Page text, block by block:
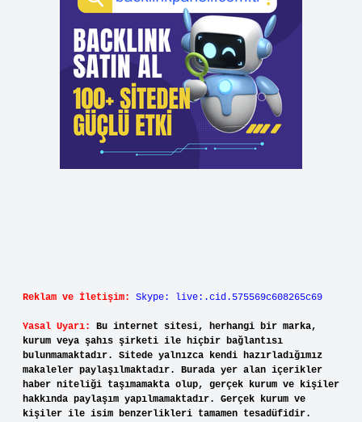
Reklam ve İletişim: Skype: live:.cid.575569c608265c69
Yasal Uyarı:
Bu internet sitesi, herhangi bir marka,
kurum veya şahıs şirketi ile hiçbir bağlantısı
bulunmamaktadır. Sitede yalnızca kendi hazırladığımız
makaleler paylaşılmaktadır. Burada yer alan içerikler
haber niteliği taşımamakta olup, gerçek kurum ve kişiler
hakkında paylaşım yapılmamaktadır. Gerçek kurum ve
kişiler ile isim benzerlikleri tamamen tesadüfidir.